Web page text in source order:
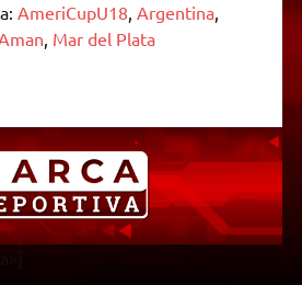
AmeriCupU18, Argentina,
, Mar del Plata